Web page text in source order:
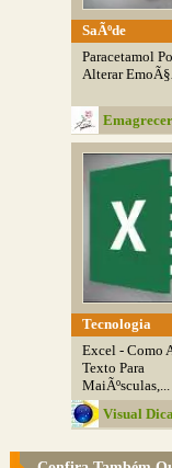
SaÃºde
Paracetamol
Alterar
Desafio
Tecnologia
Excel - Como
Texto Para
MaiÃºsculas,...
Visual